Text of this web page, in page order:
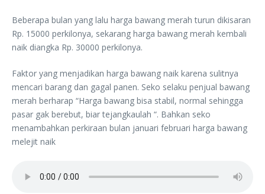
Beberapa bulan yang lalu harga bawang merah turun dikisaran
Rp. 15000 perkilonya, sekarang harga bawang merah kembali
naik diangka Rp. 30000 perkilonya.
Faktor yang menjadikan harga bawang naik karena sulitnya
mencari barang dan gagal panen. Seko selaku penjual bawang
merah berharap “Harga bawang bisa stabil, normal sehingga
pasar gak berebut, biar tejangkaulah “. Bahkan seko
menambahkan perkiraan bulan januari februari harga bawang
melejit naik